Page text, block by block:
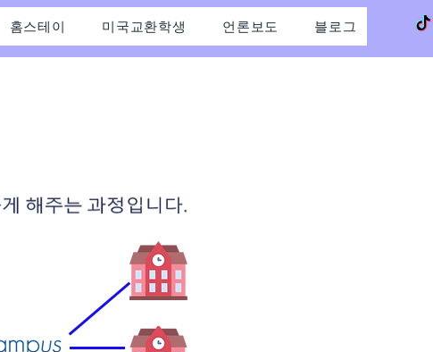
홈스테이 미국교환학생 언론보도 블로그